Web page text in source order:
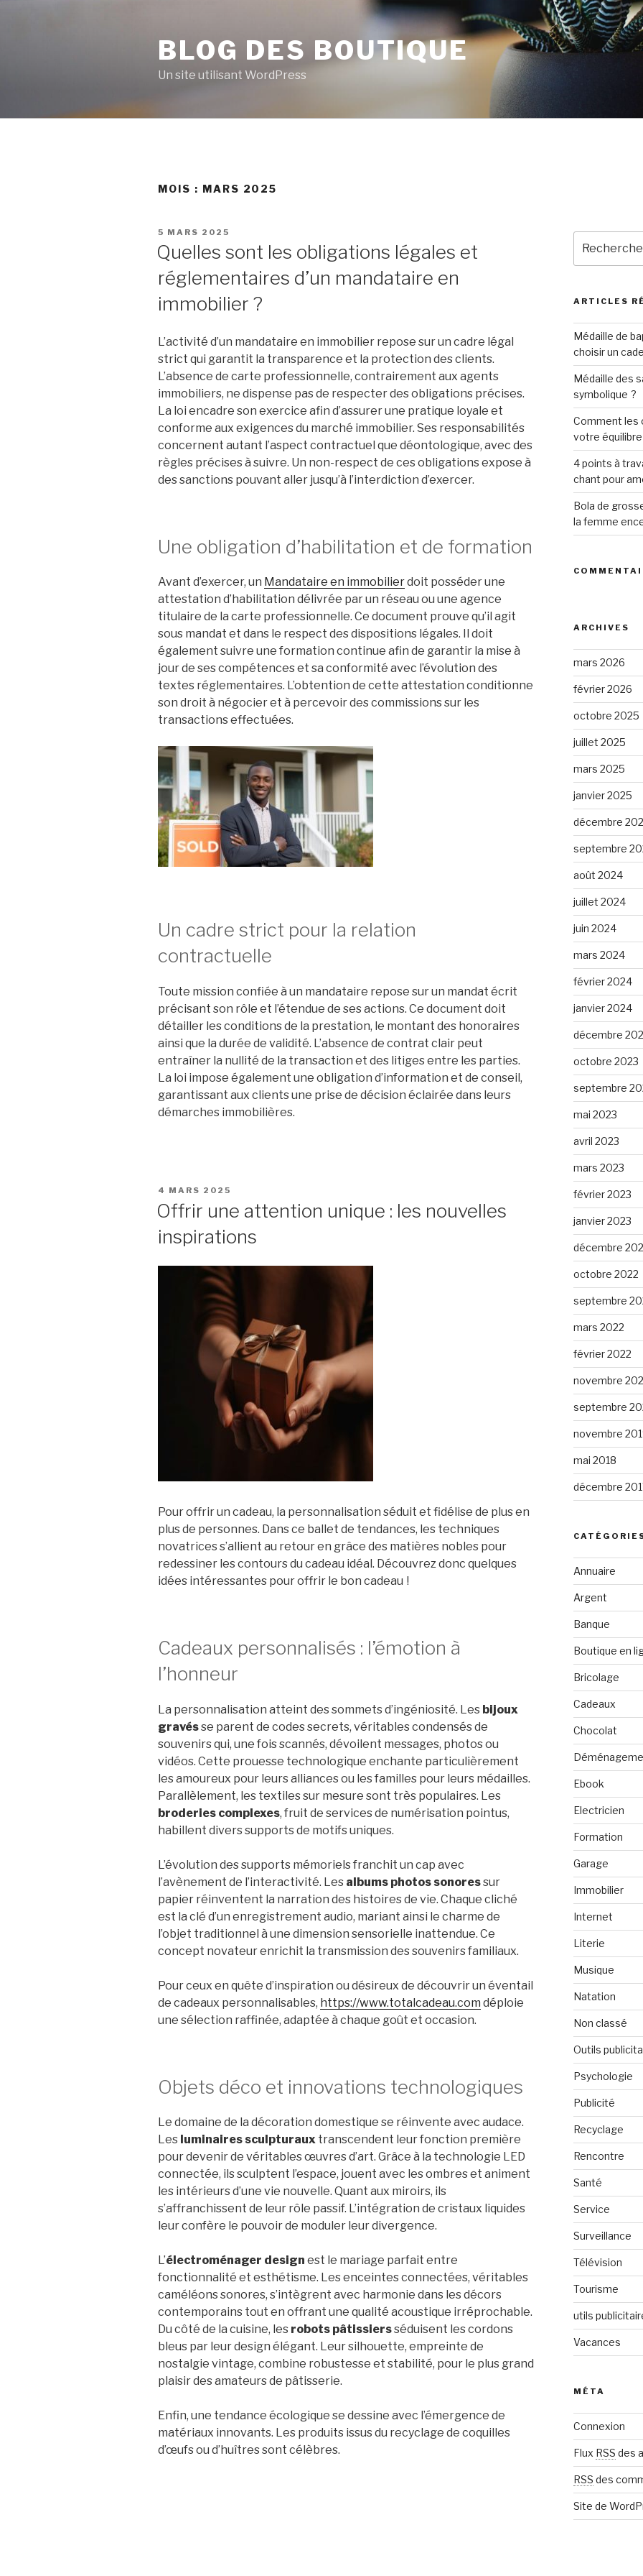
BLOG DES BOUTIQUE
Un site utilisant WordPress
MOIS : MARS 2025
PUBLIÉ
LE
5 MARS 2025
Quelles sont les obligations légales et
réglementaires d’un mandataire en
immobilier ?
L’activité d’un mandataire en immobilier repose sur un cadre légal
strict qui garantit la transparence et la protection des clients.
L’absence de carte professionnelle, contrairement aux agents
immobiliers, ne dispense pas de respecter des obligations précises.
La loi encadre son exercice afin d’assurer une pratique loyale et
conforme aux exigences du marché immobilier. Ses responsabilités
concernent autant l’aspect contractuel que déontologique, avec des
règles précises à suivre. Un non-respect de ces obligations expose à
des sanctions pouvant aller jusqu’à l’interdiction d’exercer.
Une obligation d’habilitation et de formation
Avant d’exercer, un Mandataire en immobilierdoit posséder une
attestation d’habilitation délivrée par un réseau ou une agence
titulaire de la carte professionnelle. Ce document prouve qu’il agit
sous mandat et dans le respect des dispositions légales. Il doit
également suivre une formation continue afin de garantir la mise à
jour de ses compétences et sa conformité avec l’évolution des
textes réglementaires. L’obtention de cette attestation conditionne
son droit à négocier et à percevoir des commissions sur les
transactions effectuées.
Un cadre strict pour la relation
contractuelle
Toute mission confiée à un mandataire repose sur un mandat écrit
précisant son rôle et l’étendue de ses actions. Ce document doit
détailler les conditions de la prestation, le montant des honoraires
ainsi que la durée de validité. L’absence de contrat clair peut
entraîner la nullité de la transaction et des litiges entre les parties.
La loi impose également une obligation d’information et de conseil,
garantissant aux clients une prise de décision éclairée dans leurs
démarches immobilières.
PUBLIÉ
4 MARS 2025
Offrir une attention unique : les nouvelles
inspirations
Pour offrir un cadeau, la personnalisation séduit et fidélise de plus en
plus de personnes. Dans ce ballet de tendances, les techniques
novatrices s’allient au retour en grâce des matières nobles pour
redessiner les contours du cadeau idéal. Découvrez donc quelques
idées intéressantes pour offrir le bon cadeau !
Cadeaux personnalisés : l’émotion à
l’honneur
La personnalisation atteint des sommets d’ingéniosité. Les bijoux
gravésse parent de codes secrets, véritables condensés de
souvenirs qui, une fois scannés, dévoilent messages, photos ou
vidéos. Cette prouesse technologique enchante particulièrement
les amoureux pour leurs alliances ou les familles pour leurs médailles.
Parallèlement, les textiles sur mesure sont très populaires. Les
broderies complexes, fruit de services de numérisation pointus,
habillent divers supports de motifs uniques.
L’évolution des supports mémoriels franchit un cap avec
l’avènement de l’interactivité. Les albums photos sonoressur
papier réinventent la narration des histoires de vie. Chaque cliché
est la clé d’un enregistrement audio, mariant ainsi le charme de
l’objet traditionnel à une dimension sensorielle inattendue. Ce
concept novateur enrichit la transmission des souvenirs familiaux.
Pour ceux en quête d’inspiration ou désireux de découvrir un éventail
de cadeaux personnalisables, https://www.totalcadeau.com déploie
une sélection raffinée, adaptée à chaque goût et occasion.
Objets déco et innovations technologiques
Le domaine de la décoration domestique se réinvente avec audace.
Les luminaires sculpturaux transcendent leur fonction première
pour devenir de véritables œuvres d’art. Grâce à la technologie LED
connectée, ils sculptent l’espace, jouent avec les ombres et animent
les intérieurs d’une vie nouvelle. Quant aux miroirs, ils
s’affranchissent de leur rôle passif. L’intégration de cristaux liquides
leur confère le pouvoir de moduler leur divergence.
L’électroménager design est le mariage parfait entre
fonctionnalité et esthétisme. Les enceintes connectées, véritables
caméléons sonores, s’intègrent avec harmonie dans les décors
contemporains tout en offrant une qualité acoustique irréprochable.
Du côté de la cuisine, les robots pâtissiersséduisent les cordons
bleus par leur design élégant. Leur silhouette, empreinte de
nostalgie vintage, combine robustesse et stabilité, pour le plus grand
plaisir des amateurs de pâtisserie.
Enfin, une tendance écologique se dessine avec l’émergence de
matériaux innovants. Les produits issus du recyclage de coquilles
d’œufs ou d’huîtres sont célèbres.
pour
ARTICLES
Médaille de
choisir un
Médaille des
symbolique ?
Comment les
votre
4 points à
chant pour
Bola de
la femme
ARCHIVES
mars 2026
février 2026
octobre 2025
juillet 2025
mars 2025
janvier 2025
décembre
septembre
août 2024
juillet 2024
juin 2024
mars 2024
février 2024
janvier 2024
décembre
octobre 2023
septembre
mai 2023
avril 2023
mars 2023
février 2023
janvier 2023
décembre
octobre 2022
septembre
mars 2022
février 2022
novembre
septembre
novembre
mai 2018
décembre
Annuaire
Argent
Banque
Boutique en
Bricolage
Cadeaux
Chocolat
Ebook
Electricien
Formation
Garage
Immobilier
Internet
Literie
Musique
Natation
Non classé
Outils
Psychologie
Publicité
Recyclage
Rencontre
Santé
Service
Surveillance
Télévision
Tourisme
utils
Vacances
MÉTA
Connexion
Flux RSS des
RSS des
Site de